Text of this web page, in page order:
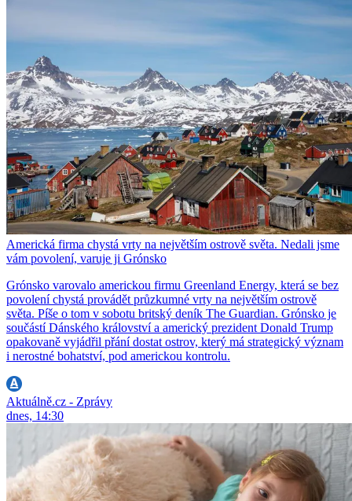
Americká firma chystá vrty na největším ostrově světa. Nedali jsme
vám povolení, varuje ji Grónsko
Grónsko varovalo americkou firmu Greenland Energy, která se bez
povolení chystá provádět průzkumné vrty na největším ostrově
světa. Píše o tom v sobotu britský deník The Guardian. Grónsko je
součástí Dánského království a americký prezident Donald Trump
opakovaně vyjádřil přání dostat ostrov, který má strategický význam
i nerostné bohatství, pod americkou kontrolu.
Aktuálně.cz - Zprávy
dnes, 14:30